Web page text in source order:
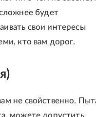
будет
свои интересы
кто вам дорог.
не свойственно.